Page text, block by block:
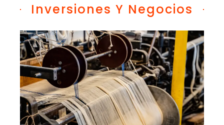
Inversiones Y Negocios